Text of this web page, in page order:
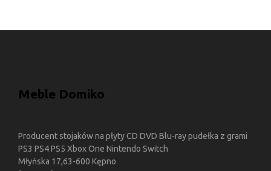
Meble Domiko
Producent stojaków na płyty CD DVD Blu-ray pudełka z grami
PS3 PS4 PS5 Xbox One Nintendo Switch
Młyńska 17,63-600 Kępno